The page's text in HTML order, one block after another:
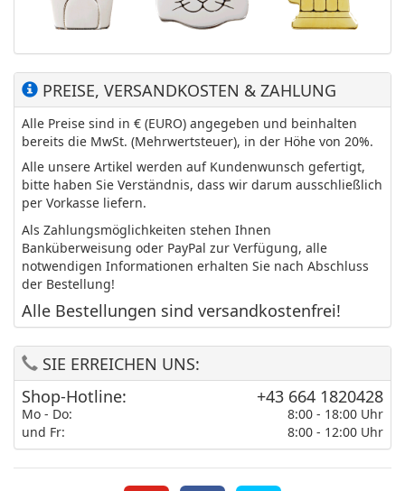
PREISE, VERSANDKOSTEN & ZAHLUNG
Alle Preise sind in € (EURO) angegeben und beinhalten
bereits die MwSt. (Mehrwertsteuer), in der Höhe von 20%.
Alle unsere Artikel werden auf Kundenwunsch gefertigt,
bitte haben Sie Verständnis, dass wir darum ausschließlich
per Vorkasse liefern.
Als Zahlungsmöglichkeiten stehen Ihnen
Banküberweisung oder PayPal zur Verfügung, alle
notwendigen Informationen erhalten Sie nach Abschluss
der Bestellung!
Alle Bestellungen sind versandkostenfrei!
SIE ERREICHEN UNS:
Shop-Hotline:
Mo - Do:
und Fr:
+43 664 1820428
8:00 - 18:00 Uhr
8:00 - 12:00 Uhr